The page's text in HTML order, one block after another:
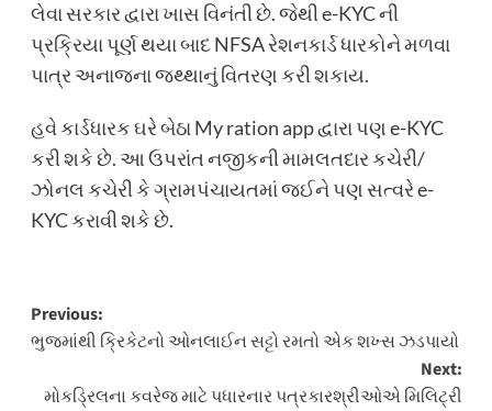
લેવા સરકાર દ્વારા ખાસ વિનંતી છે. જેથી e-KYC ની
પ્રક્રિયા પૂર્ણ થયા બાદ NFSA રેશનકાર્ડ ધારકોને મળવા
પાત્ર અનાજના જથ્થાનું વિતરણ કરી શકાય.
હવે કાર્ડધારક ઘરે બેઠા My ration app દ્વારા પણ e-KYC
કરી શકે છે. આ ઉપરાંત નજીકની મામલતદાર કચેરી/
ઝોનલ કચેરી કે ગ્રામપંચાયતમાં જઈને પણ સત્વરે e-
KYC કરાવી શકે છે.
Post
navigation
Previous:
ભુજમાંથી ક્રિકેટનો ઓનલાઈન સટ્ટો રમતો એક શખ્સ ઝડપાયો
Next:
મોકડ્રિલના કવરેજ માટે પધારનાર પત્રકારશ્રીઓએ મિલિટ્રી